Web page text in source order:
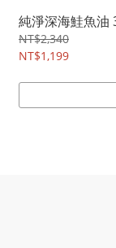
純淨深海鮭魚油
NT$2,340
NT$1,199